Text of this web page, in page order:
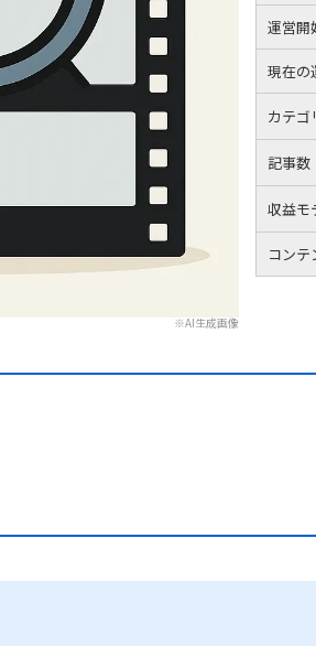
※AI生成画像
運営開
現在の
カテゴ
記事数
収益モ
コン